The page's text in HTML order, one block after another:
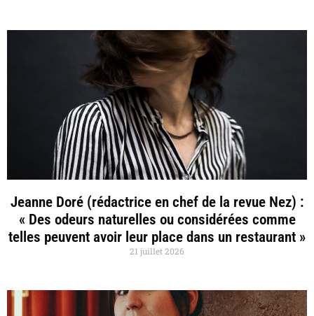
Jeanne Doré (rédactrice en chef de la revue Nez) :
« Des odeurs naturelles ou considérées comme
telles peuvent avoir leur place dans un restaurant »
21 juillet 2026